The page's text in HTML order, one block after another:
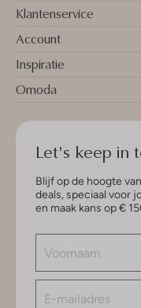
Klantenservice
Account
Inspiratie
Omoda
Let's keep in
Blijf op de hoogte
deals, speciaal voor
en maak kans op €